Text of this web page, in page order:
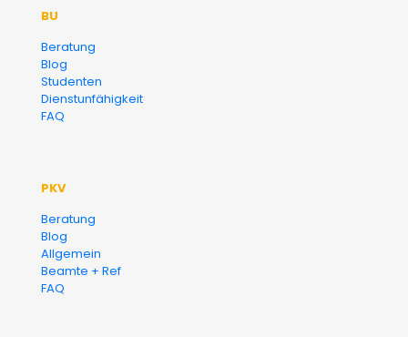
BU
Beratung
Blog
Studenten
Dienstunfähigkeit
FAQ
PKV
Beratung
Blog
Allgemein
Beamte + Ref
FAQ